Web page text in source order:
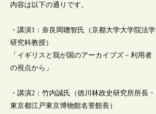
内容は以下の通りです。
・講演1：奈良岡聰智氏（京都大学大学院法学
研究科教授）
「イギリスと我が国のアーカイブズ－利用者
の視点から」
・講演2：竹内誠氏（徳川林政史研究所所長・
東京都江戸東京博物館名誉館長）